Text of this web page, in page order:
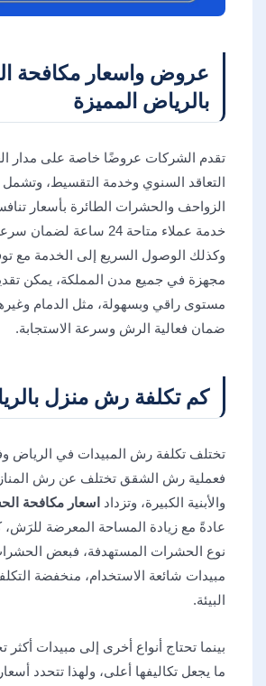
عروض واسعار مكافحة
بالرياض المميزة
تقدم الشركات عروضًا خاصة على مدار
التعاقد السنوي وخدمة التقسيط،
الزواحف والحشرات الطائرة بأسعار
خدمة عملاء متاحة 24 ساعة
وكذلك الوصول السريع إلى الخدمة مع
مجهزة في جميع مدن المملكة، يمكن
مستوى راقي وبسهولة، مثل الدمام
ضمان فعالية الرش وسرعة الاستجابة.
كم تكلفة رش منزل
تختلف تكلفة رش المبيدات في الرياض
فعملية رش الشقق تختلف عن رش
والأبنية الكبيرة، وتزداد اسعار مكافحة
عادةً مع زيادة المساحة المعرضة
نوع الحشرات المستهدفة، فبعض
مبيدات شائعة الاستخدام، منخفضة
البيئة.
بينما تحتاج أنواع أخرى إلى مبيدات أكثر
ما يجعل تكاليفها أعلى، ولهذا تتحدد